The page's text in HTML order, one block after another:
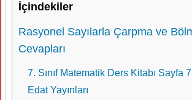
İçindekiler
Rasyonel Sayılarla Çarpma ve
Cevapları
7. Sınıf Matematik Ders Kitabı Sayfa
Edat Yayınları